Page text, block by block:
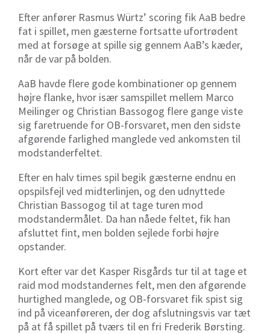
Efter anfører Rasmus Würtz’ scoring fik AaB bedre
fat i spillet, men gæsterne fortsatte ufortrødent
med at forsøge at spille sig gennem AaB’s kæder,
når de var på bolden.
AaB havde flere gode kombinationer op gennem
højre flanke, hvor især samspillet mellem Marco
Meilinger og Christian Bassogog flere gange viste
sig faretruende for OB-forsvaret, men den sidste
afgørende farlighed manglede ved ankomsten til
modstanderfeltet.
Efter en halv times spil begik gæsterne endnu en
opspilsfejl ved midterlinjen, og den udnyttede
Christian Bassogog til at tage turen mod
modstandermålet. Da han nåede feltet, fik han
afsluttet fint, men bolden sejlede forbi højre
opstander.
Kort efter var det Kasper Risgårds tur til at tage et
raid mod modstandernes felt, men den afgørende
hurtighed manglede, og OB-forsvaret fik spist sig
ind på viceanføreren, der dog afslutningsvis var tæt
på at få spillet på tværs til en fri Frederik Børsting.